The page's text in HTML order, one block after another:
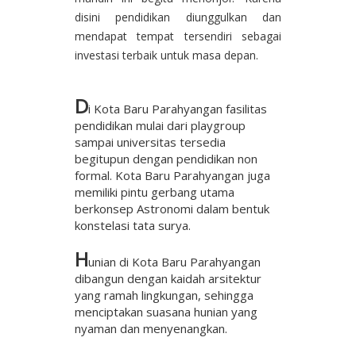
disini pendidikan diunggulkan dan
mendapat tempat tersendiri sebagai
investasi terbaik untuk masa depan.
Di Kota Baru Parahyangan fasilitas
pendidikan mulai dari playgroup
sampai universitas tersedia
begitupun dengan pendidikan non
formal. Kota Baru Parahyangan juga
memiliki pintu gerbang utama
berkonsep Astronomi dalam bentuk
konstelasi tata surya.
Hunian di Kota Baru Parahyangan
dibangun dengan kaidah arsitektur
yang ramah lingkungan, sehingga
menciptakan suasana hunian yang
nyaman dan menyenangkan.